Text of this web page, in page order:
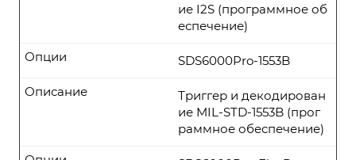
ие I2S (программное об
еспечение)
SDS6000Pro-1553B
Опции
Триггер и декодирован
ие MIL-STD-1553B (прог
раммное обеспечение)
Описание